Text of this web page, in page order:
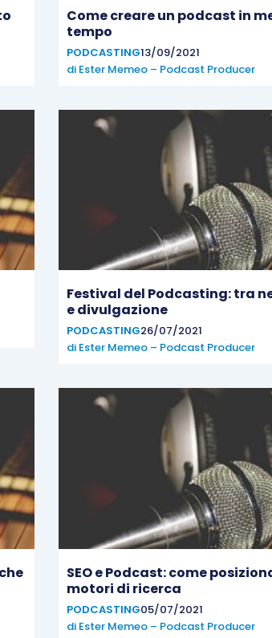
Come creare un podcast in
tempo
PODCASTING13/09/2021
di Ester Memeo – Podcast Producer
Festival del Podcasting: tra
e divulgazione
PODCASTING26/07/2021
di Ester Memeo – Podcast Producer
SEO e Podcast: come
motori di ricerca
PODCASTING05/07/2021
di Ester Memeo – Podcast Producer